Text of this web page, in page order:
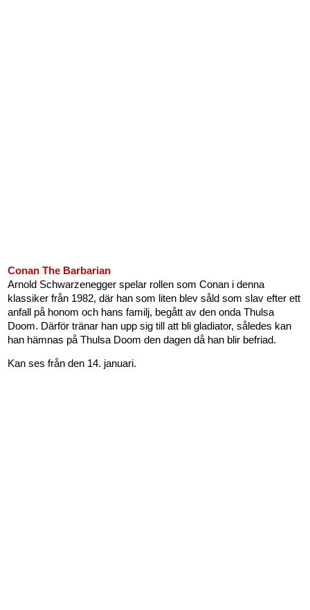
Conan The Barbarian
Arnold Schwarzenegger spelar rollen som Conan i denna
klassiker från 1982, där han som liten blev såld som slav efter ett
anfall på honom och hans familj, begått av den onda Thulsa
Doom. Därför tränar han upp sig till att bli gladiator, således kan
han hämnas på Thulsa Doom den dagen då han blir befriad.
Kan ses från den 14. januari.